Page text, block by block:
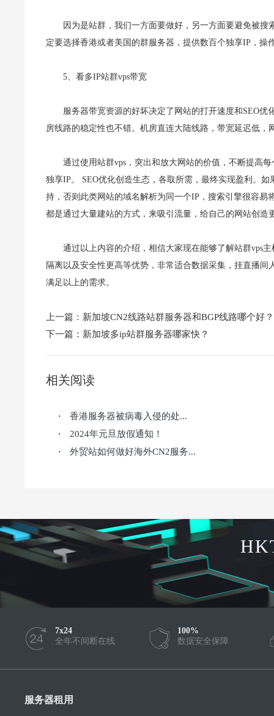
因为是站群，我们一方面要做好，另一方面要避免被
定要选择香港或者美国的群服务器，提供数百个独享IP，操
5、看多IP站群vps带宽
服务器带宽资源的好坏决定了网站的打开速度和SEO优
房线路的稳定性也不错。机房直连大陆线路，带宽延迟低，
通过使用站群vps，突出和放大网站的价值，不断提高
独享IP。 SEO优化创造生态，各取所需，最终实现盈利。
持，否则此类网站的域名解析为同一个IP，搜索引擎很容
都是通过大量建站的方式，来吸引流量，给自己的网站创造
通过以上内容的介绍，相信大家现在能够了解站群vps
隔离以及安全性更高等优势，非常适合数据采集，挂直播
满足以上的需求。
上一篇： 新加坡CN2线路站群服务器和BGP线路哪个好？
下一篇： 新加坡多ip站群服务器哪家快？
相关阅读
· 香港服务器被病毒入侵的处...
· 2024年元旦放假通知！
· 外贸站如何做好海外CN2服务...
7x24
全年不间断在线
100%
数据安全保障
服务器租用